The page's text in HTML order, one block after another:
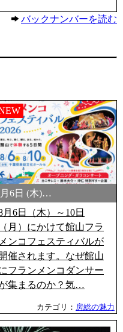
バックナンバーを読む
6日 (木)…
月6日（木）～10日
（月）にかけて館山フラ
メンコフェスティバルが
開催されます。なぜ館山
フランメンコダンサー
集まるのか？気…
カテゴリ： 房総の魅力